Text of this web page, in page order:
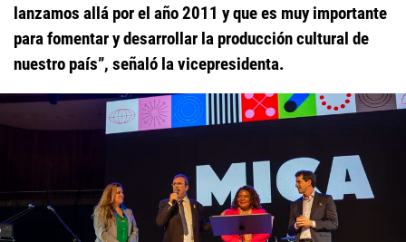
lanzamos allá por el año 2011 y que es muy importante
para fomentar y desarrollar la producción cultural de
nuestro país”, señaló la vicepresidenta.